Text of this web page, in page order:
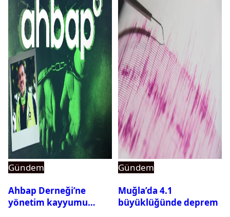
Gündem
Ahbap Derneği’ne
yönetim kayyumu
Gündem
Muğla’da 4.1
büyüklüğünde deprem